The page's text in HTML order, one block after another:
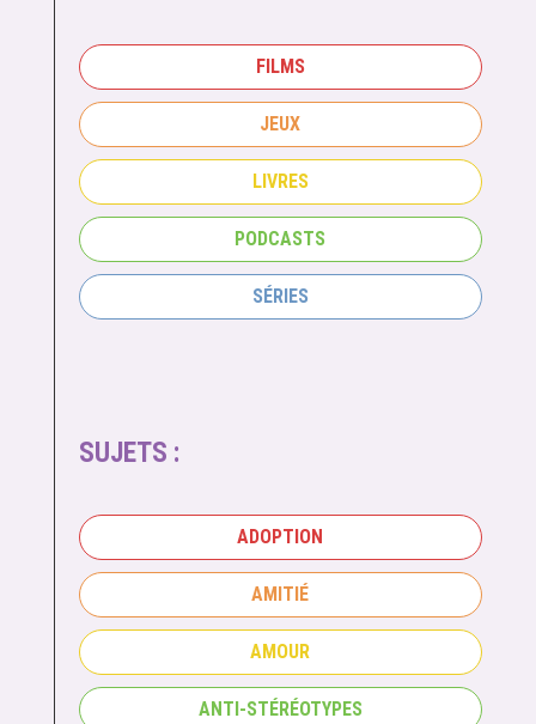
FILMS
JEUX
LIVRES
PODCASTS
SÉRIES
SUJETS :
ADOPTION
AMITIÉ
AMOUR
ANTI-STÉRÉOTYPES